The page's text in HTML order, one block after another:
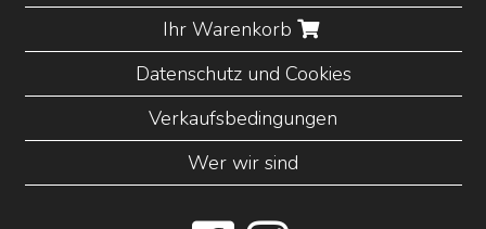
Ihr Warenkorb
Datenschutz und Cookies
Verkaufsbedingungen
Wer wir sind